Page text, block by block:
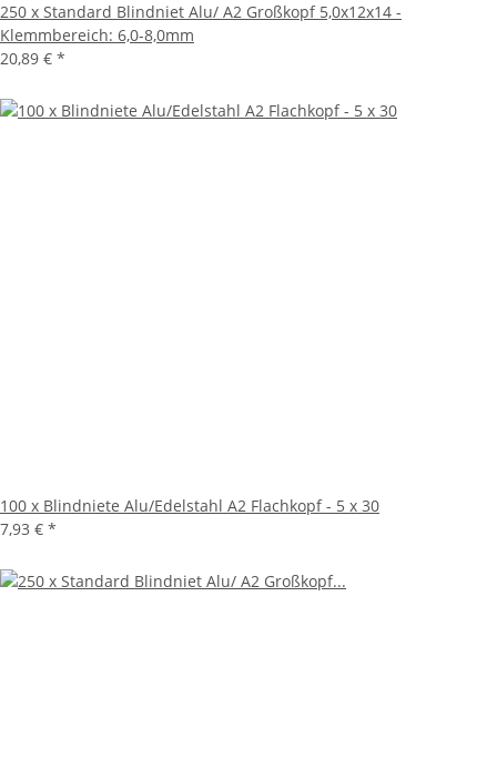
250 x Standard Blindniet Alu/ A2 Großkopf 5,0x12x14 -
Klemmbereich: 6,0-8,0mm
20,89 € *
100 x Blindniete Alu/Edelstahl A2 Flachkopf - 5 x 30
7,93 € *